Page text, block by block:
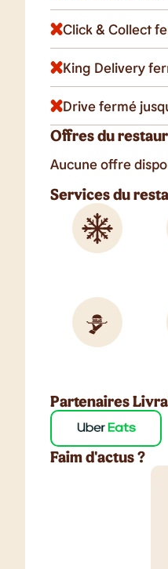
Click & Collect
King Delivery
Drive fermé
Offres du
Aucune offre
Services du
Partenaires
Faim d'actus ?